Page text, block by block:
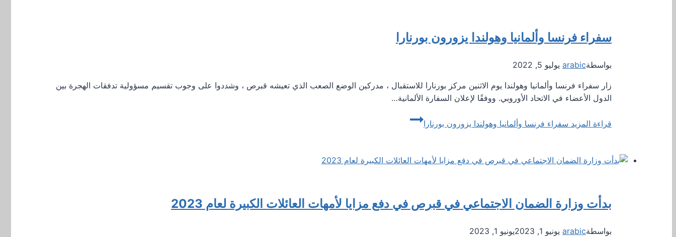
سفراء فرنسا وألمانيا وهولندا يزورون بورنارا
بواسطةarabic يوليو 5, 2022
زار سفراء فرنسا وألمانيا وهولندا يوم الاثنين مركز بورنارا للاستقبال ، مدركين الوضع الصعب الذي تعيشه قبرص ، وشددوا على وجوب تقسيم مسؤولية تدفقات الهجرة بين
الدول الأعضاء في الاتحاد الأوروبي. ووفقًا لإعلان السفارة الألمانية…
قراءة المزيد سفراء فرنسا وألمانيا وهولندا يزورون بورنارا
بدأت وزارة الضمان الاجتماعي في قبرص في دفع مزايا لأمهات العائلات الكبيرة لعام 2023
بواسطةarabic يونيو 1, 2023 يونيو 1, 2023